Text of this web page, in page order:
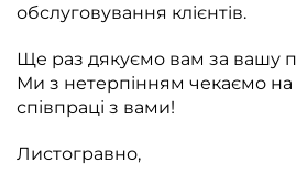
обслуговування клієнтів.
Ще раз дякуємо вам за вашу
Ми з нетерпінням чекаємо
співпраці з вами!
Листогравно,